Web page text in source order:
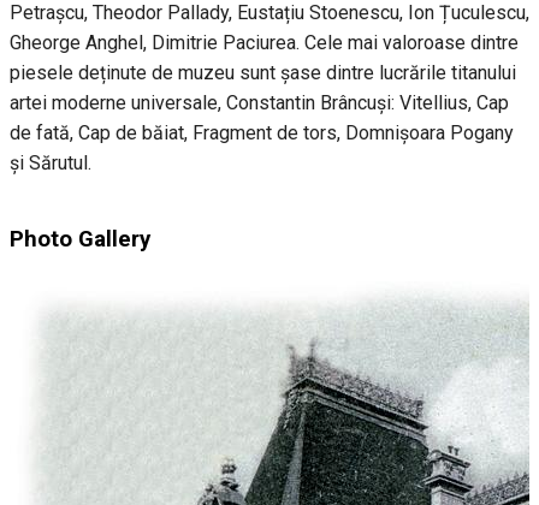
Petrașcu, Theodor Pallady, Eustațiu Stoenescu, Ion Țuculescu,
Gheorge Anghel, Dimitrie Paciurea. Cele mai valoroase dintre
piesele deținute de muzeu sunt șase dintre lucrările titanului
artei moderne universale, Constantin Brâncuși: Vitellius, Cap
de fată, Cap de băiat, Fragment de tors, Domnișoara Pogany
și Sărutul.
Photo Gallery